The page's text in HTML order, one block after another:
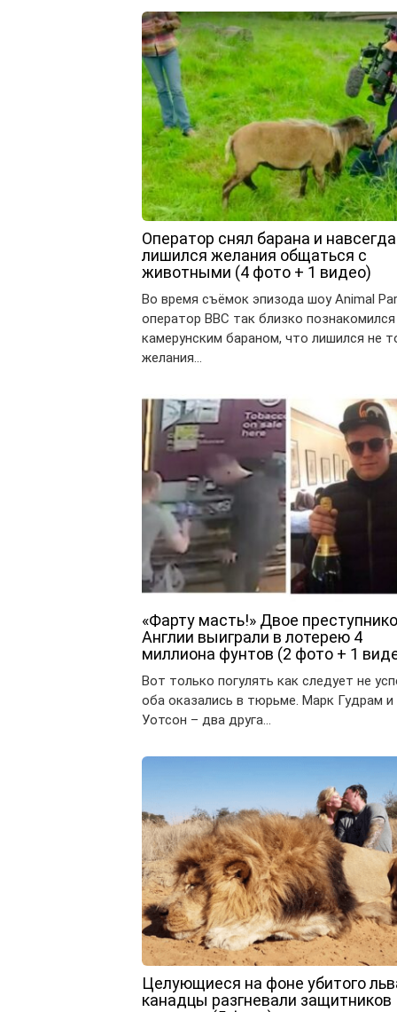
Оператор снял барана и навсегда
лишился желания общаться с
животными (4 фото + 1 видео)
Во время съёмок эпизода шоу Animal
оператор BBC так близко
камерунским бараном, что лишился не
желания…
«Фарту масть!» Двое
Англии выиграли в лотерею 4
миллиона фунтов (2 фото + 1
Вот только погулять как следует не
оба оказались в тюрьме. Марк Гудрам
Уотсон – два друга…
Целующиеся на фоне убитого
канадцы разгневали защитников